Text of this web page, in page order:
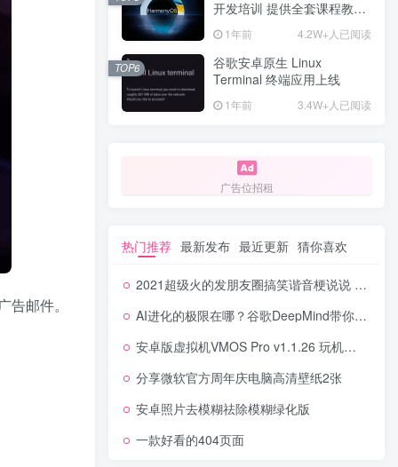
邮件。
开发培训 提供全套课程教学
1年前 4.2W+人已阅读
谷歌安卓原生 Linux
Terminal 终端应用上线
1年前 3.4W+人已阅读
TOP6
广告位招租
热门推荐 最新发布 最近更新 猜你喜欢
2021超级火的发朋友圈搞笑谐音梗说说 连我都不要那你要什么要饭吗
AI进化的极限在哪？谷歌DeepMind带你看清AGI到ASI的演化路径
安卓版虚拟机VMOS Pro v1.1.26 玩机必备神器
分享微软官方周年庆电脑高清壁纸2张
安卓照片去模糊祛除模糊绿化版
一款好看的404页面